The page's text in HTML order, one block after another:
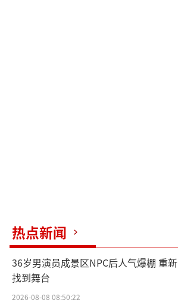
热点新闻
36岁男演员成景区NPC后人气爆棚 重新
找到舞台
2026-08-08 08:50:22